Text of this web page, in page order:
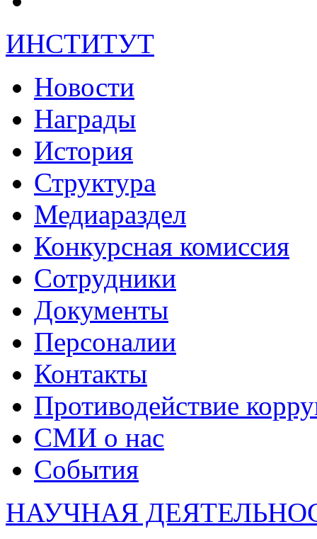
ИНСТИТУТ
Новости
Награды
История
Структура
Медиараздел
Конкурсная комиссия
Сотрудники
Документы
Персоналии
Контакты
Противодействие
СМИ о нас
События
НАУЧНАЯ